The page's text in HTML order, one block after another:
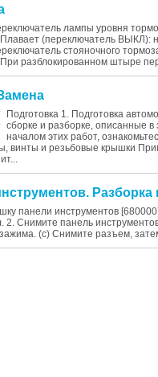
лампы уровня
(переключатель ВЫКЛ):
стояночного
разблокированном штыре
Подготовка 1. Подготовка
сборке и разборке, описанные
началом этих работ,
винты и резьбовые крышки
Разборка
панели инструментов
2. Снимите панель
(c) Снимите разъем,